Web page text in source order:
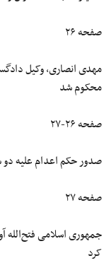
صفحه ۲۶
مهدی انصاری، وکیل
محکوم شد
صفحه ۲۶-۲۷
صدور حکم اعدام علیه دو
صفحه ۲۷
کرد